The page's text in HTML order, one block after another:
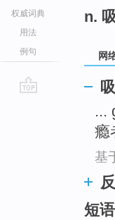
权威词典
用法
例句
n.
网
...
瘾
基
短语